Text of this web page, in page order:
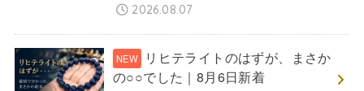
2026.08.07
リヒテライトのはずが、まさか
の○○でした｜8月6日新着